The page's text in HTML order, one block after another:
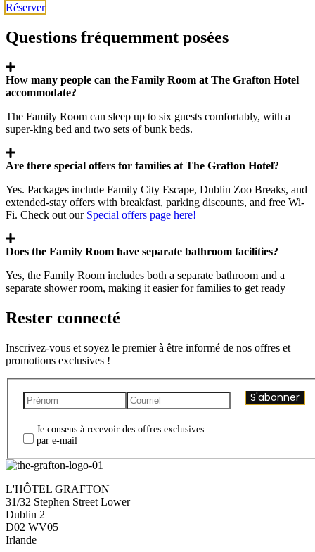
Réserver
Questions fréquemment posées
How many people can the Family Room at The Grafton Hotel
accommodate?
The Family Room can sleep up to six guests comfortably, with a
super‑king bed and two sets of bunk beds.
Are there special offers for families at The Grafton Hotel?
Yes. Packages include Family City Escape, Dublin Zoo Breaks, and
extended‑stay offers with breakfast, parking discounts, and free Wi-
Fi. Check out our Special offers page here!
Does the Family Room have separate bathroom facilities?
Yes, the Family Room includes both a separate bathroom and a
separate shower room, making it easier for families to get ready
Rester connecté
Inscrivez-vous et soyez le premier à être informé de nos offres et
promotions exclusives !
S'abonner
Je consens à recevoir des offres exclusives
par e-mail
L'HÔTEL GRAFTON
31/32 Stephen Street Lower
Dublin 2
D02 WV05
Irlande